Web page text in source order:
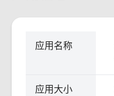
应用名称
应用大小